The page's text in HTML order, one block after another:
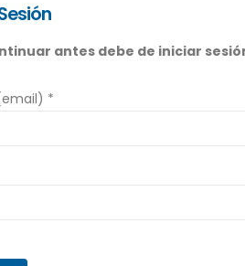
antes debe de iniciar
*